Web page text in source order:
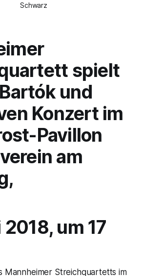
Schwarz
spielt
und
Konzert im
Pavillon
am
2018, um 17
Mannheimer Streichquartetts im